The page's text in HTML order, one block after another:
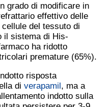
grado di modificare in
effettivo delle
del tessuto di
il sistema di His-
ha ridotto
premature (65%).
risposta
di verapamil, ma a
indotto sulla